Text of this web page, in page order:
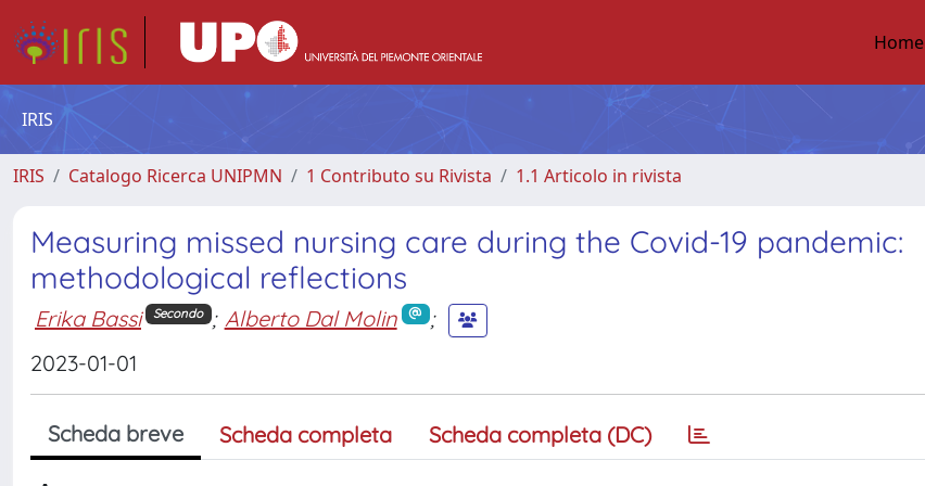
Home
IRIS
IRIS Catalogo Ricerca UNIPMN 1 Contributo su Rivista 1.1 Articolo in rivista
Measuring missed nursing care during the Covid-19 pandemic:
methodological reflections
Erika Bassi Secondo ; Alberto Dal Molin
;
2023-01-01
Scheda breve Scheda completa Scheda completa (DC)